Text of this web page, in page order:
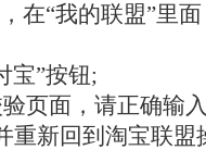
在“我的联盟”里
宝”按钮;
页面，请正确输
重新回到淘宝联盟